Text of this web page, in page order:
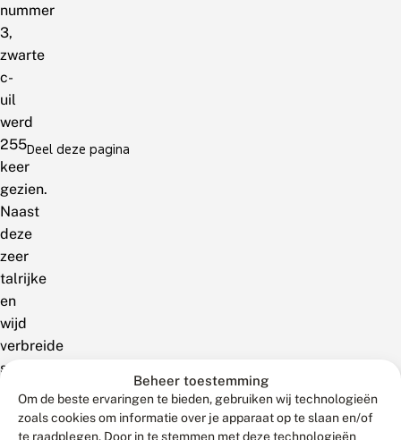
Beheer toestemming
Om de beste ervaringen te bieden, gebruiken wij technologieën
zoals cookies om informatie over je apparaat op te slaan en/of
te raadplegen. Door in te stemmen met deze technologieën
nummer
3,
zwarte
c-
uil
werd
255
keer
gezien.
Naast
deze
zeer
talrijke
en
wijd
verbreide
soorten
zijn
ook
Deel deze pagina